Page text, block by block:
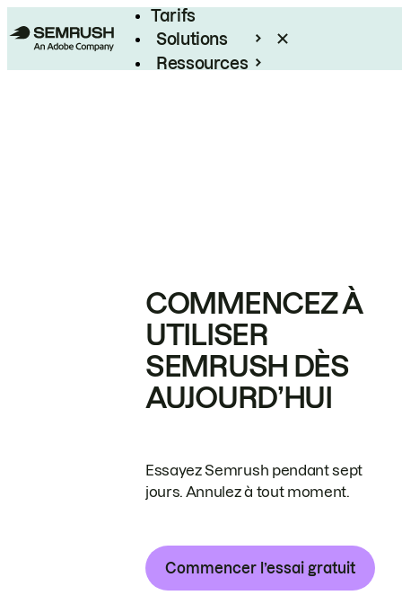
Tarifs
Solutions
Ressources
COMMENCEZ À
UTILISER
SEMRUSH DÈS
AUJOURD’HUI
Essayez Semrush pendant sept
jours. Annulez à tout moment.
Commencer l’essai gratuit